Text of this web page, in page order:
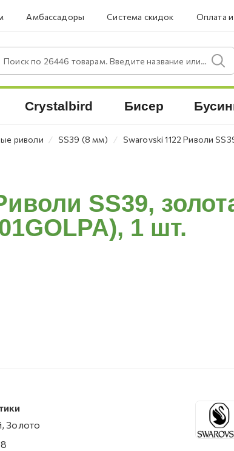
Амбассадоры Система скидок Оплата
Поиск по 26446 товарам. Введите название или артикул.
Crystalbird Бисер
риволи ⁄ SS39 (8 мм) ⁄ Swarovski 1122 Риволи
SS39,
1 шт.
Золото
8